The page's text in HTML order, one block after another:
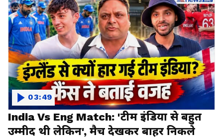
India Vs Eng Match: 'टीम इंडिया से बहुत
उम्मीद थी लेकिन', मैच देखकर बाहर निकले
03:49